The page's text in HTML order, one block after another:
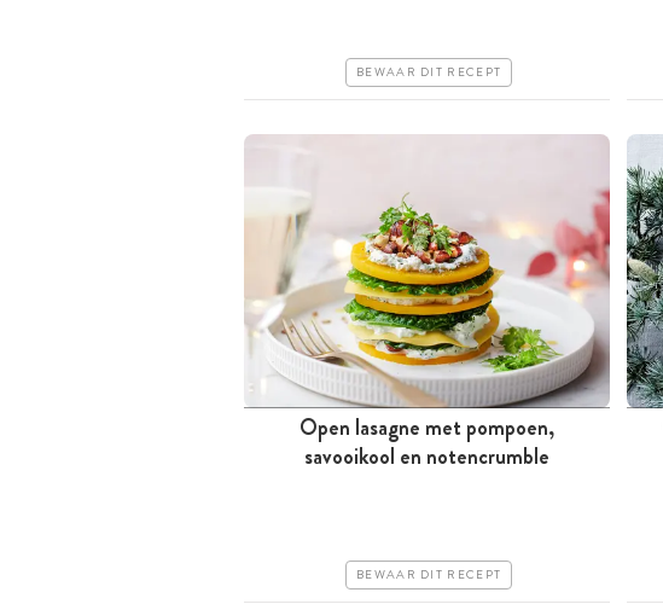
BEWAAR DIT RECEPT
Tussen 30 minuten en 1 uur
Open lasagne met pompoen,
savooikool en notencrumble
BEWAAR DIT RECEPT